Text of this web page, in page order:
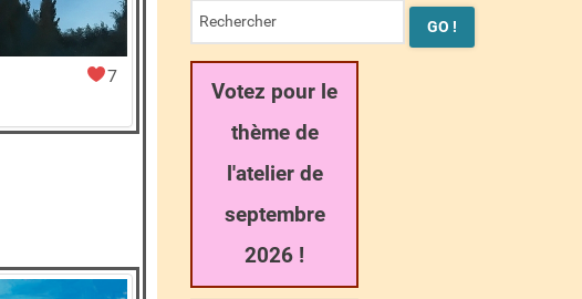
7
Votez pour le
thème de
l'atelier de
septembre
2026 !